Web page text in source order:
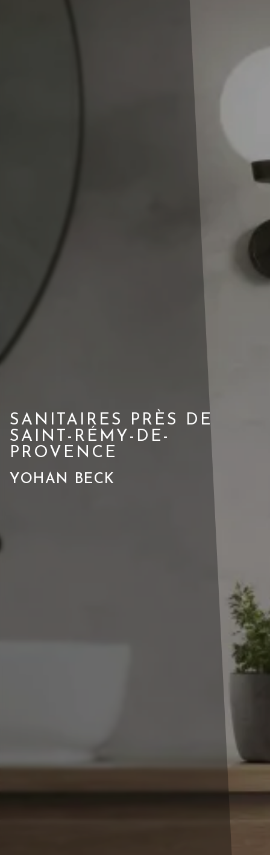
SANITAIRES PRÈS DE
SAINT-RÉMY-DE-
PROVENCE
YOHAN BECK